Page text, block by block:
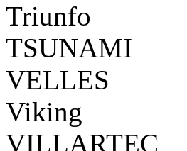
Triunfo
TSUNAMI
VELLES
Viking
VILLARTEC